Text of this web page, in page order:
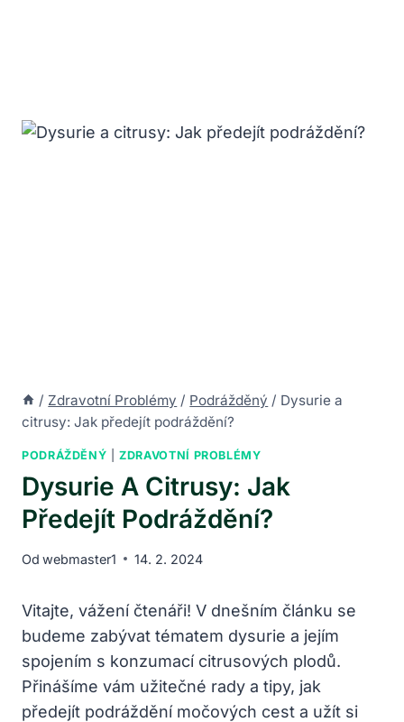
/ Zdravotní Problémy / Podrážděný / Dysurie a
citrusy: Jak předejít podráždění?
PODRÁŽDĚNÝ |ZDRAVOTNÍ PROBLÉMY
Dysurie A Citrusy: Jak
Předejít Podráždění?
Od webmaster1 14. 2. 2024
Vitajte, vážení čtenáři! V dnešním článku se
budeme zabývat tématem dysurie a jejím
spojením s konzumací citrusových plodů.
Přinášíme vám užitečné rady a tipy, jak
předejít podráždění močových cest a užít si